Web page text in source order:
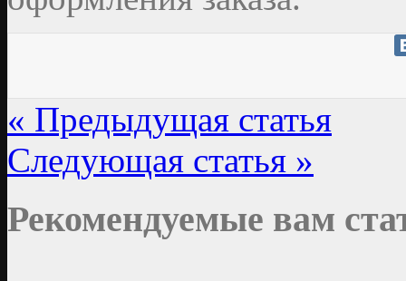
« Предыдущая статья
Следующая статья »
Рекомендуемые вам